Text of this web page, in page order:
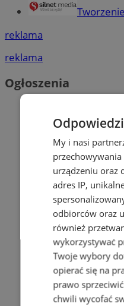
reklama
reklama
Ogłoszenia
My i nasi
urządzeniu oraz
adres IP,
odbiorców oraz
również
wykorzystywać
Twoje wybory
opierać się na
prawo
chwili wycofać